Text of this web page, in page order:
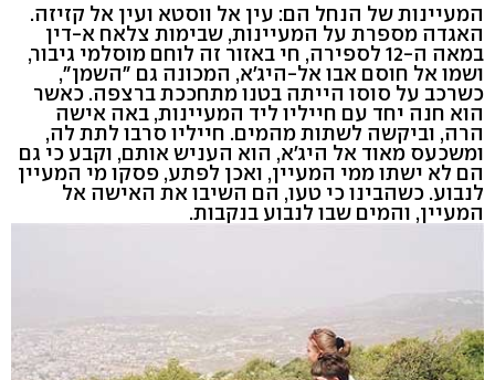
המעיינות של הנחל הם: עין אל ווסטא ועין אל קזיזה.
האגדה מספרת על המעיינות, שבימות צלאח א-דין
במאה ה-12 לספירה, חי באזור זה לוחם מוסלמי גיבור,
ושמו אל חוסם אבו אל-היג'א, המכונה גם "השמן",
כשרכב על סוסו הייתה בטנו מתחככת ברצפה. כאשר
הוא חנה יחד עם חייליו ליד המעיינות, באה אישה
הרה, וביקשה לשתות מהמים. חייליו סרבו לתת לה,
ומשכעס מאוד אל היג'א, הוא העניש אותם, וקבע כי גם
הם לא ישתו ממי המעיין, ואכן לפתע, פסקו מי המעיין
לנבוע. כשהבינו כי טעו, הם השיבו את האישה אל
המעיין, והמים שבו לנבוע בנקבות.